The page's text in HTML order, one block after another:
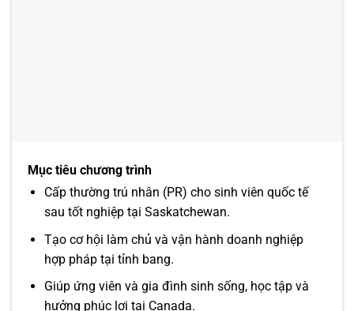
Mục tiêu chương trình
Cấp thường trú nhân (PR) cho sinh viên quốc tế
sau tốt nghiệp tại Saskatchewan.
Tạo cơ hội làm chủ và vận hành doanh nghiệp
hợp pháp tại tỉnh bang.
Giúp ứng viên và gia đình sinh sống, học tập và
hưởng phúc lợi tại Canada.